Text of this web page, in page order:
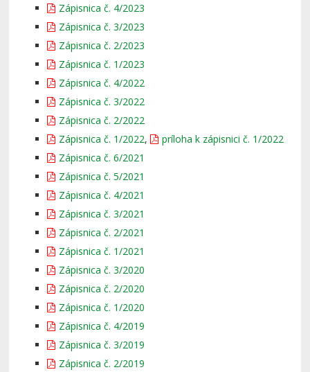
Zápisnica č. 4/2023
Zápisnica č. 3/2023
Zápisnica č. 2/2023
Zápisnica č. 1/2023
Zápisnica č. 4/2022
Zápisnica č. 3/2022
Zápisnica č. 2/2022
Zápisnica č. 1/2022,
príloha k zápisnici č. 1/2022
Zápisnica č. 6/2021
Zápisnica č. 5/2021
Zápisnica č. 4/2021
Zápisnica č. 3/2021
Zápisnica č. 2/2021
Zápisnica č. 1/2021
Zápisnica č. 3/2020
Zápisnica č. 2/2020
Zápisnica č. 1/2020
Zápisnica č. 4/2019
Zápisnica č. 3/2019
Zápisnica č. 2/2019